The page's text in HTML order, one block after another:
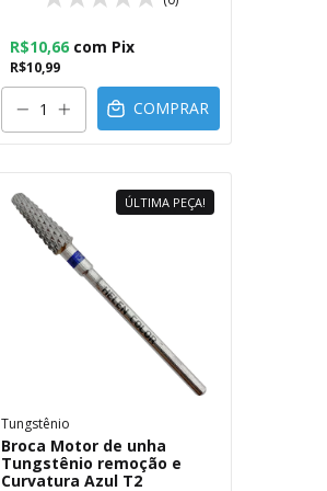
R$10,99
R$10,66 com Pix
COMPRAR
ÚLTIMA PEÇA!
Tungstênio
Broca Motor de unha
Tungstênio remoção e
Curvatura Azul T2